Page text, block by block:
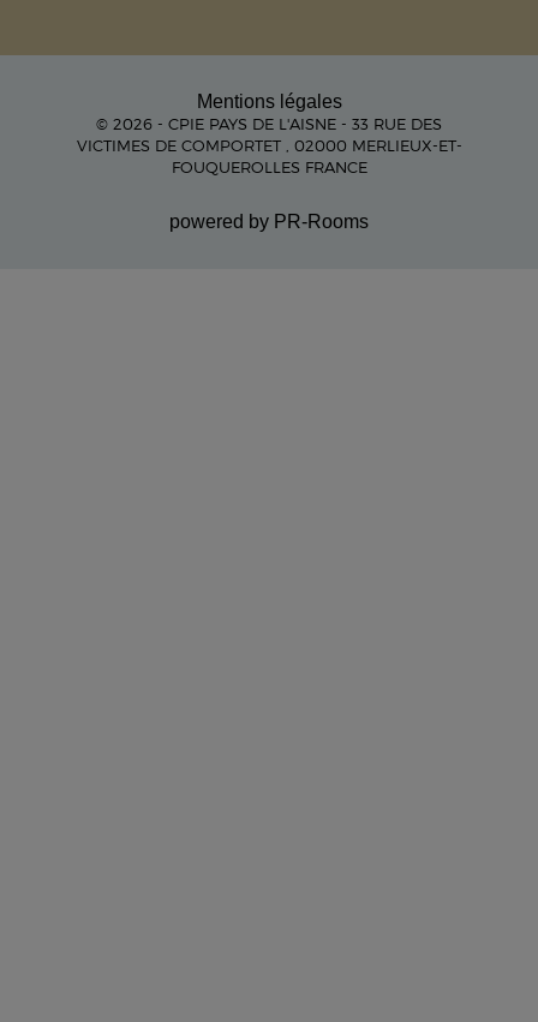
Mentions légales
© 2026 - CPIE PAYS DE L'AISNE - 33 RUE DES
VICTIMES DE COMPORTET , 02000 MERLIEUX-ET-
FOUQUEROLLES FRANCE
powered by PR-Rooms